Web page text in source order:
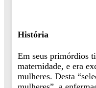
História
Em seus primórdios
maternidade, e era
mulheres. Desta